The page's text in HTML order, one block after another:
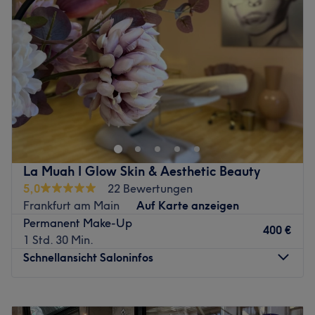
Donnerstag
10:00
19:00
Freitag
10:00 –19:00
Samstag
10:00
16:00
Sonntag
Geschlossen
In derVILLA WESTFALIA | Cosmetic Department
in der
Frankfurter Innenstadt erwartet Sie ein
Kompetenzzentrum für Hautgesundheit und dauerhafte
Schönheitskonzepte auf der exklusivsten Einkaufsstraße
der Stadt, der Goethestraße. Die Villa Westfalia lädt Sie
ein, die Quintessenz der besten SkinTreatments aus den
Bereichen Permanent Make Up, Medical Beauty und
dauerhafter Haarentfernung auf einem neuen Level
kennenzulernen. Hier wird Fachwissen und gewachsene
Erfahrung, in einer kollaborativen Symbiose, gebündelt.
La Muah I Glow Skin & Aesthetic Beauty
5,0
22 Bewertungen
Frankfurt am Main
Auf Karte anzeigen
Permanent Make-Up
1 Std. 30 Min.
400 €
Schnellansicht Saloninfos